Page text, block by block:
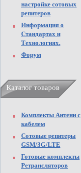
настройке сотовых
репитеров
Информация о
Стандартах и
Технологиях.
Форум
Каталог товаров
Комплекты Антенн с
кабелем
Сотовые репитеры
GSM/3G/LTE
Готовые комплекты
Ретрансляторов